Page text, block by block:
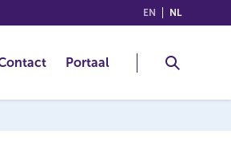
EN (ENGLISH)
NL
Portaal